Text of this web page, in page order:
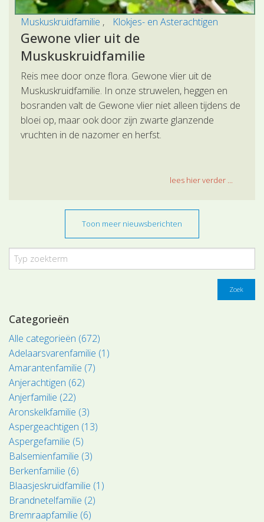
Muskuskruidfamilie Klokjes- en Asterachtigen
Gewone vlier uit de
Muskuskruidfamilie
Reis mee door onze flora. Gewone vlier uit de
Muskuskruidfamilie. In onze struwelen, heggen en
bosranden valt de Gewone vlier niet alleen tijdens de
bloei op, maar ook door zijn zwarte glanzende
vruchten in de nazomer en herfst.
lees hier verder ...
Toon meer nieuwsberichten
Zoek
Categorieën
Alle categorieën (672)
Adelaarsvarenfamilie (1)
Amarantenfamilie (7)
Anjerachtigen (62)
Anjerfamilie (22)
Aronskelkfamilie (3)
Aspergeachtigen (13)
Aspergefamilie (5)
Balsemienfamilie (3)
Berkenfamilie (6)
Blaasjeskruidfamilie (1)
Brandnetelfamilie (2)
Bremraapfamilie (6)